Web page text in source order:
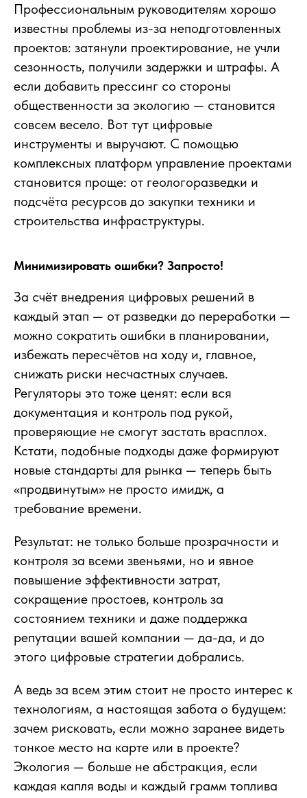
Профессиональным руководителям хорошо
известны проблемы из-за неподготовленных
проектов: затянули проектирование, не учли
сезонность, получили задержки и штрафы. А
если добавить прессинг со стороны
общественности за экологию — становится
совсем весело. Вот тут цифровые
инструменты и выручают. С помощью
комплексных платформ управление проектами
становится проще: от геологоразведки и
подсчёта ресурсов до закупки техники и
строительства инфраструктуры.
Минимизировать ошибки? Запросто!
За счёт внедрения цифровых решений в
каждый этап — от разведки до переработки —
можно сократить ошибки в планировании,
избежать пересчётов на ходу и, главное,
снижать риски несчастных случаев.
Регуляторы это тоже ценят: если вся
документация и контроль под рукой,
проверяющие не смогут застать врасплох.
Кстати, подобные подходы даже формируют
новые стандарты для рынка — теперь быть
«продвинутым» не просто имидж, а
требование времени.
Результат: не только больше прозрачности и
контроля за всеми звеньями, но и явное
повышение эффективности затрат,
сокращение простоев, контроль за
состоянием техники и даже поддержка
репутации вашей компании — да-да, и до
этого цифровые стратегии добрались.
А ведь за всем этим стоит не просто интерес к
технологиям, а настоящая забота о будущем:
зачем рисковать, если можно заранее видеть
тонкое место на карте или в проекте?
Экология — больше не абстракция, если
каждая капля воды и каждый грамм топлива